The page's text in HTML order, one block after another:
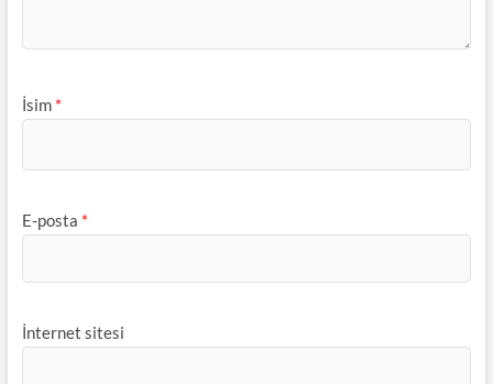
İsim *
E-posta *
İnternet sitesi